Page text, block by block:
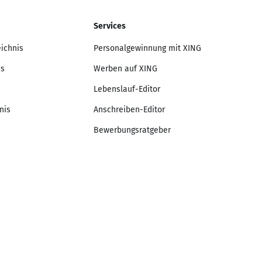
Services
Personalgewinnung mit XING
Werben auf XING
Lebenslauf-Editor
Anschreiben-Editor
Bewerbungsratgeber